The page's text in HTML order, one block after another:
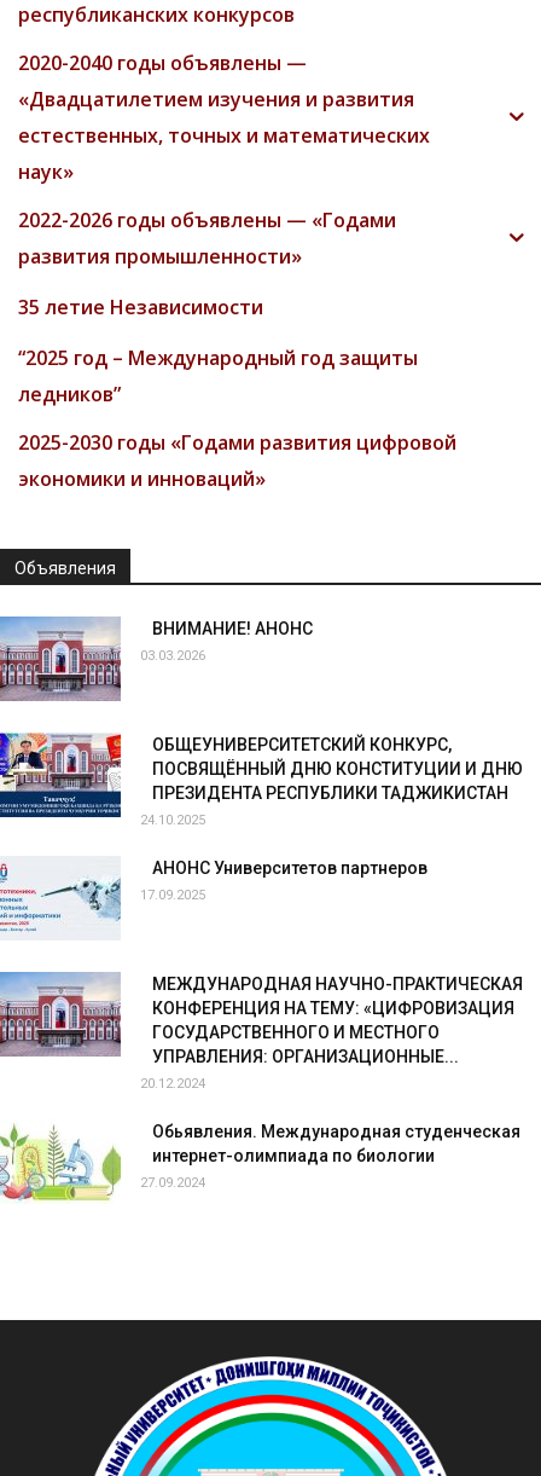
республиканских конкурсов
2020-2040 годы объявлены —
«Двадцатилетием изучения и развития
естественных, точных и математических
наук»
2022-2026 годы объявлены — «Годами
развития промышленности»
35 летие Независимости
“2025 год – Международный год защиты
ледников”
2025-2030 годы «Годами развития цифровой
экономики и инноваций»
Объявления
ВНИМАНИЕ! АНОНС
03.03.2026
ОБЩЕУНИВЕРСИТЕТСКИЙ КОНКУРС,
ПОСВЯЩЁННЫЙ ДНЮ КОНСТИТУЦИИ И ДНЮ
ПРЕЗИДЕНТА РЕСПУБЛИКИ ТАДЖИКИСТАН
24.10.2025
АНОНС Университетов партнеров
17.09.2025
МЕЖДУНАРОДНАЯ НАУЧНО-ПРАКТИЧЕСКАЯ
КОНФЕРЕНЦИЯ НА ТЕМУ: «ЦИФРОВИЗАЦИЯ
ГОСУДАРСТВЕННОГО И МЕСТНОГО
УПРАВЛЕНИЯ: ОРГАНИЗАЦИОННЫЕ...
20.12.2024
Обьявления. Международная студенческая
интернет-олимпиада по биологии
27.09.2024